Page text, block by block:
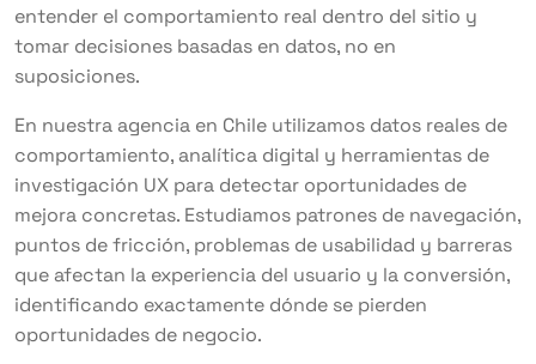
entender el comportamiento real dentro del sitio y
tomar decisiones basadas en datos, no en
suposiciones.
En nuestra agencia en Chile utilizamos datos reales de
comportamiento, analítica digital y herramientas de
investigación UX para detectar oportunidades de
mejora concretas. Estudiamos patrones de navegación,
puntos de fricción, problemas de usabilidad y barreras
que afectan la experiencia del usuario y la conversión,
identificando exactamente dónde se pierden
oportunidades de negocio.